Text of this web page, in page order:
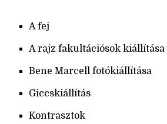
A fej
A rajz fakultációsok kiállítása
Bene Marcell fotókiállítása
Giccskiállítás
Kontrasztok